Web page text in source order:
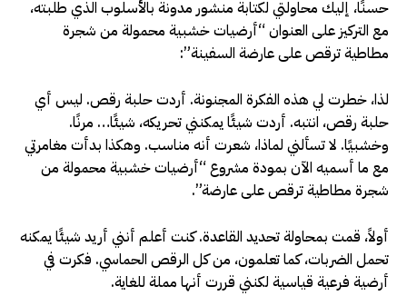
حسنًا، إليك محاولتي لكتابة منشور مدونة بالأسلوب الذي طلبته،
مع التركيز على العنوان “أرضيات خشبية محمولة من شجرة
مطاطية ترقص على عارضة السفينة”:
لذا، خطرت لي هذه الفكرة المجنونة. أردت حلبة رقص. ليس أي
حلبة رقص، انتبه. أردت شيئًا يمكنني تحريكه، شيئًا… مرنًا.
وخشبيًا. لا تسألني لماذا، شعرت أنه مناسب. وهكذا بدأت مغامرتي
مع ما أسميه الآن بمودة مشروع “أرضيات خشبية محمولة من
شجرة مطاطية ترقص على عارضة”.
أولاً، قمت بمحاولة تحديد القاعدة. كنت أعلم أنني أريد شيئًا يمكنه
تحمل الضربات، كما تعلمون، من كل الرقص الحماسي. فكرت في
أرضية فرعية قياسية لكنني قررت أنها مملة للغاية.